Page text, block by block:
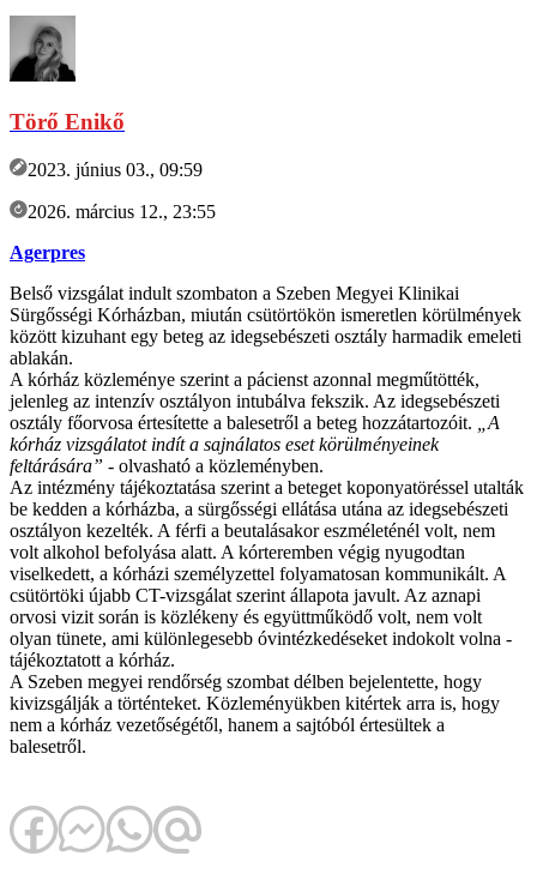
Törő Enikő
2023. június 03., 09:59
2026. március 12., 23:55
Agerpres
Belső vizsgálat indult szombaton a Szeben Megyei Klinikai
Sürgősségi Kórházban, miután csütörtökön ismeretlen körülmények
között kizuhant egy beteg az idegsebészeti osztály harmadik emeleti
ablakán.
A kórház közleménye szerint a pácienst azonnal megműtötték,
jelenleg az intenzív osztályon intubálva fekszik. Az idegsebészeti
osztály főorvosa értesítette a balesetről a beteg hozzátartozóit.
„A
kórház vizsgálatot indít a sajnálatos eset körülményeinek
feltárására” - olvasható a közleményben.
Az intézmény tájékoztatása szerint a beteget koponyatöréssel utalták
be kedden a kórházba, a sürgősségi ellátása utána az idegsebészeti
osztályon kezelték. A férfi a beutalásakor eszméleténél volt, nem
volt alkohol befolyása alatt. A kórteremben végig nyugodtan
viselkedett, a kórházi személyzettel folyamatosan kommunikált. A
csütörtöki újabb CT-vizsgálat szerint állapota javult. Az aznapi
orvosi vizit során is közlékeny és együttműködő volt, nem volt
olyan tünete, ami különlegesebb óvintézkedéseket indokolt volna -
tájékoztatott a kórház.
A Szeben megyei rendőrség szombat délben bejelentette, hogy
kivizsgálják a történteket. Közleményükben kitértek arra is, hogy
nem a kórház vezetőségétől, hanem a sajtóból értesültek a
balesetről.